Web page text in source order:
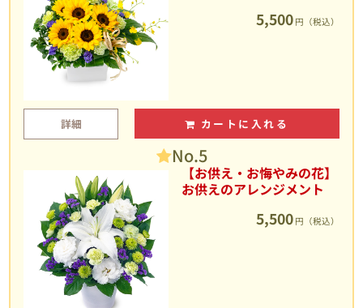
5,500 円（税込）
詳細 カートに入れる
No.5
【お供え・お悔やみの花】
お供えのアレンジメント
5,500 円（税込）